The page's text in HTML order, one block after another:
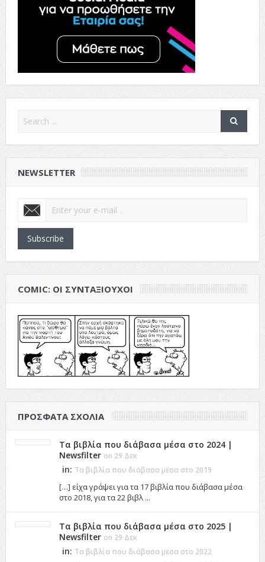
NEWSLETTER
Subscribe
COMIC: ΟΙ ΣΥΝΤΑΞΙΟΎΧΟΙ
ΠΡΌΣΦΑΤΑ ΣΧΌΛΙΑ
Τα βιβλία που διάβασα μέσα στο 2024 |
Newsfilter on 29 Δεκ
in: Τα βιβλία που διάβασα μέσα στο 2019
[…] είχα γράψει για τα 17 βιβλία που διάβασα μέσα
στο 2018, για τα 22 βιβλ ...
Τα βιβλία που διάβασα μέσα στο 2025 |
Newsfilter on 29 Δεκ
in: Τα βιβλία που διάβασα μέσα στο 2022